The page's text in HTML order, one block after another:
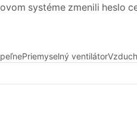
systéme zmenili heslo
Priemyselný ventilátor